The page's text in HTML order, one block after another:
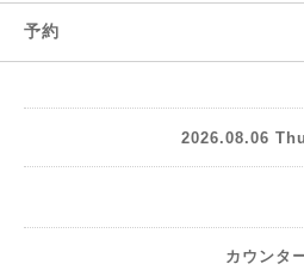
予約
2026.08.06
カウンタ